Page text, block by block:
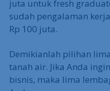
juta untuk fresh
sudah pengalaman
Rp 100 juta.
Demikianlah pilihan
tanah air. Jika Anda
bisnis, maka lima